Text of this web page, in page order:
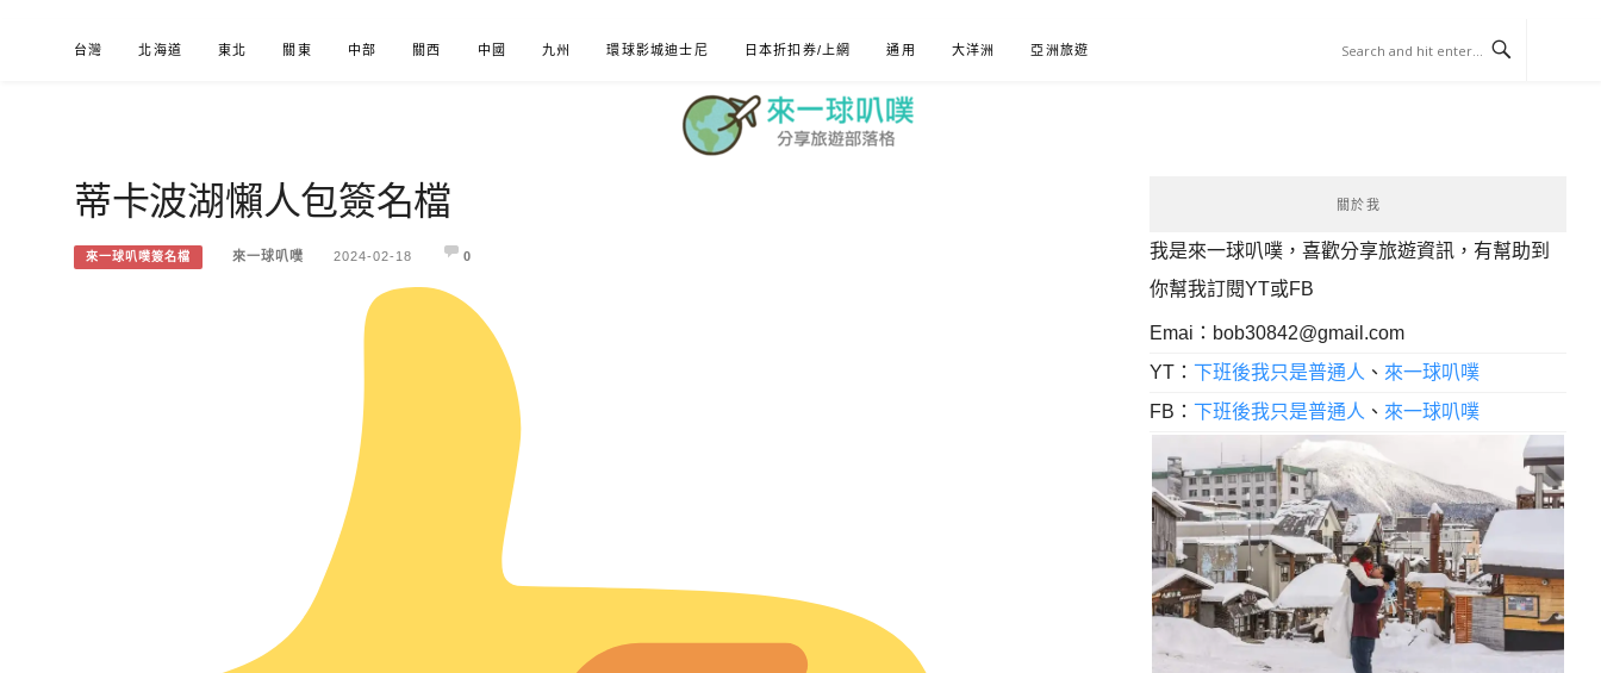
台灣 北海道 東北 關東 中部 關西 中國 九州 環球影城迪士尼 日本折扣券/上網 通用 大洋洲 亞洲旅遊
來一球叭噗
分享日本自助部落格
蒂卡波湖懶人包簽名檔
來一球叭噗簽名檔 來一球叭噗 2024-02-18 0
關於我
我是來一球叭噗，喜歡分享旅遊資訊，有幫助到
你幫我訂閱YT或FB
Emai： bob30842@gmail.com
YT：下班後我只是普通人 、 來一球叭噗
FB：下班後我只是普通人 、 來一球叭噗